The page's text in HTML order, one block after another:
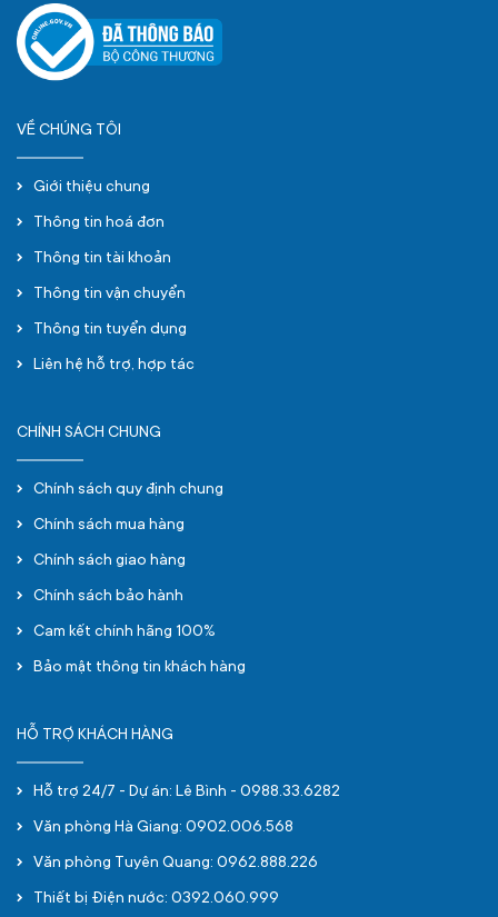
VỀ CHÚNG TÔI
Giới thiệu chung
Thông tin hoá đơn
Thông tin tài khoản
Thông tin vận chuyển
Thông tin tuyển dụng
Liên hệ hỗ trợ, hợp tác
CHÍNH SÁCH CHUNG
Chính sách quy định chung
Chính sách mua hàng
Chính sách giao hàng
Chính sách bảo hành
Cam kết chính hãng 100%
Bảo mật thông tin khách hàng
HỖ TRỢ KHÁCH HÀNG
Hỗ trợ 24/7 - Dự án: Lê Bình - 0988.33.6282
Văn phòng Hà Giang: 0902.006.568
Văn phòng Tuyên Quang: 0962.888.226
Thiết bị Điện nước: 0392.060.999